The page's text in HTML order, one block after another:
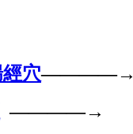
穴————→
————→